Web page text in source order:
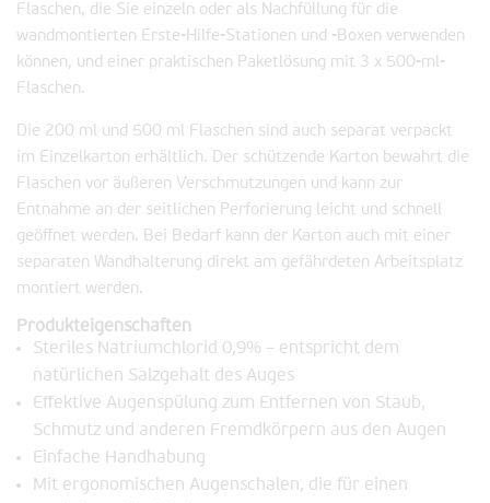
Flaschen, die Sie einzeln oder als Nachfüllung für die
wandmontierten Erste-Hilfe-Stationen und -Boxen verwenden
können, und einer praktischen Paketlösung mit 3 x 500-ml-
Flaschen.
Die 200 ml und 500 ml Flaschen sind auch separat verpackt
im Einzelkarton erhältlich. Der schützende Karton bewahrt die
Flaschen vor äußeren Verschmutzungen und kann zur
Entnahme an der seitlichen Perforierung leicht und schnell
geöffnet werden. Bei Bedarf kann der Karton auch mit einer
separaten Wandhalterung direkt am gefährdeten Arbeitsplatz
montiert werden.
Produkteigenschaften
Steriles Natriumchlorid 0,9% – entspricht dem
natürlichen Salzgehalt des Auges
Effektive Augenspülung zum Entfernen von Staub,
Schmutz und anderen Fremdkörpern aus den Augen
Einfache Handhabung
Mit ergonomischen Augenschalen, die für einen